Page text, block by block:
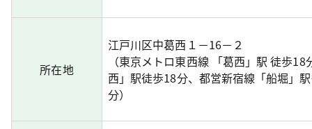
所在地
江戸川区中葛西１－16－２
（東京メトロ東西線 「葛西」駅 徒歩18
西」駅徒歩18分、都営新宿線「船堀」
分）